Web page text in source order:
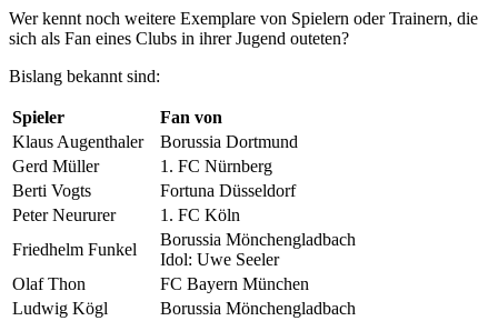
Wer kennt noch weitere Exemplare von Spielern oder Trainern, die
sich als Fan eines Clubs in ihrer Jugend outeten?
Bislang bekannt sind:
Spieler
Fan von
Klaus Augenthaler
Borussia Dortmund
Gerd Müller
1. FC Nürnberg
Berti Vogts
Fortuna Düsseldorf
Peter Neururer
1. FC Köln
Friedhelm Funkel
Borussia Mönchengladbach
Idol: Uwe Seeler
Olaf Thon
FC Bayern München
Ludwig Kögl
Borussia Mönchengladbach